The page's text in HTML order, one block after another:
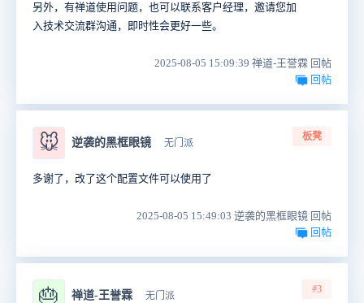
另外，有禅道使用问题，也可以联系客户经理，邀请您加
入技术交流群沟通，即时性会更好一些。
2025-08-05 15:09:39 禅道-王誉霖 回帖
回帖
🐭 逆袭的黑框眼镜 无门派
板凳
多谢了，改了这个配置文件可以使用了
2025-08-05 15:49:03 逆袭的黑框眼镜 回帖
回帖
🎂 禅道-王誉霖 无门派
#3